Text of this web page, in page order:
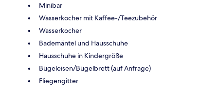
Minibar
Wasserkocher mit Kaffee-/Teezubehör
Wasserkocher
Bademäntel und Hausschuhe
Hausschuhe in Kindergröße
Bügeleisen/Bügelbrett (auf Anfrage)
Fliegengitter